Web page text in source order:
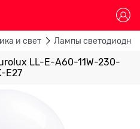
и свет Лампы
LL-E-A60-11W-230-
E27